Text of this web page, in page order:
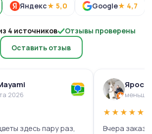
Яндекс★ 5,0 Google★ 4,7
4 источников
Отзывы проверены
Оставить отзыв
2026
здесь пару раз,
меньше
★★★★★
Вчера